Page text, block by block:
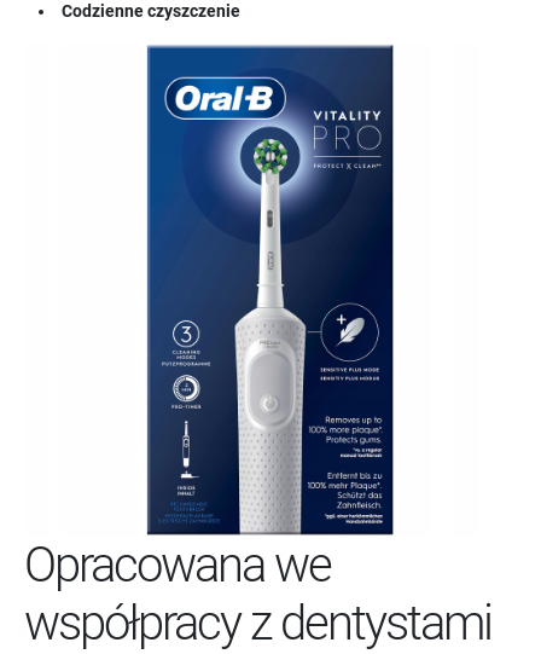
Codzienne czyszczenie
Opracowana we
współpracy z dentystami